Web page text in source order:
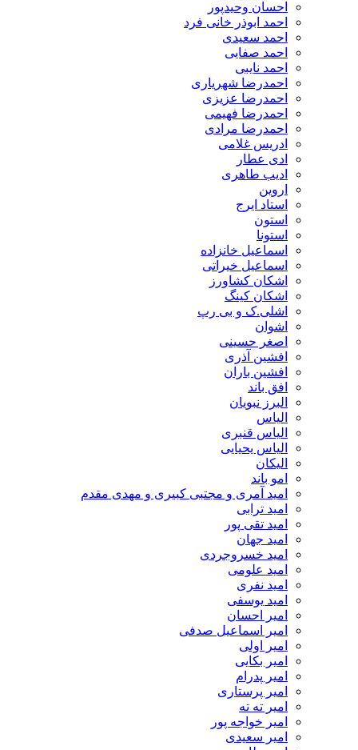
احسان وحیدپور
احمد ابوذر خانی فرد
احمد سعیدی
احمد صفایی
احمد نایبی
احمدرضا شهریاری
احمدرضا عزیزی
احمدرضا فهیمی
احمدرضا مرادی
ادریس غلامی
ادی عطار
ادیب طاهری
اروین
استاد ایرج
استون
استونا
اسماعیل خانزاده
اسماعیل خیراتی
اشکان کشاورز
اشکان کینگ
اشلی.ک و بی رپ
اشوان
اصغر حسینی
افشین آذری
افشین باران
افق باند
البرز نبویان
الیاس
الیاس قنبرى
الیاس یحیایی
الیکان
امو باند
امید آمری و مجتبی کبیری و مهدى مقدم
امید ترابی
امید تقی پور
امید جهان
امید خسروجردی
امید علومی
امید نفری
امید یوسفی
امیر احسان
امیر اسماعیل صدفی
امیر اولی
امیر بکایی
امیر پدرام
امیر پرستاری
امیر ته ته
امیر خواجه پور
امیر سعیدی